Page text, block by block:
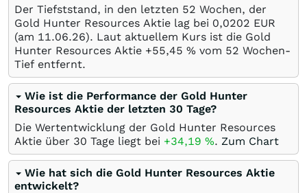
Der Tiefststand, in den letzten 52 Wochen, der
Gold Hunter Resources Aktie lag bei 0,0202 EUR
(am 11.06.26). Laut aktuellem Kurs ist die Gold
Hunter Resources Aktie +55,45 % vom 52 Wochen-
Tief entfernt.
Wie ist die Performance der Gold Hunter
Resources Aktie der letzten 30 Tage?
Die Wertentwicklung der Gold Hunter Resources
Aktie über 30 Tage liegt bei +34,19 %. Zum Chart
Wie hat sich die Gold Hunter Resources Aktie
entwickelt?